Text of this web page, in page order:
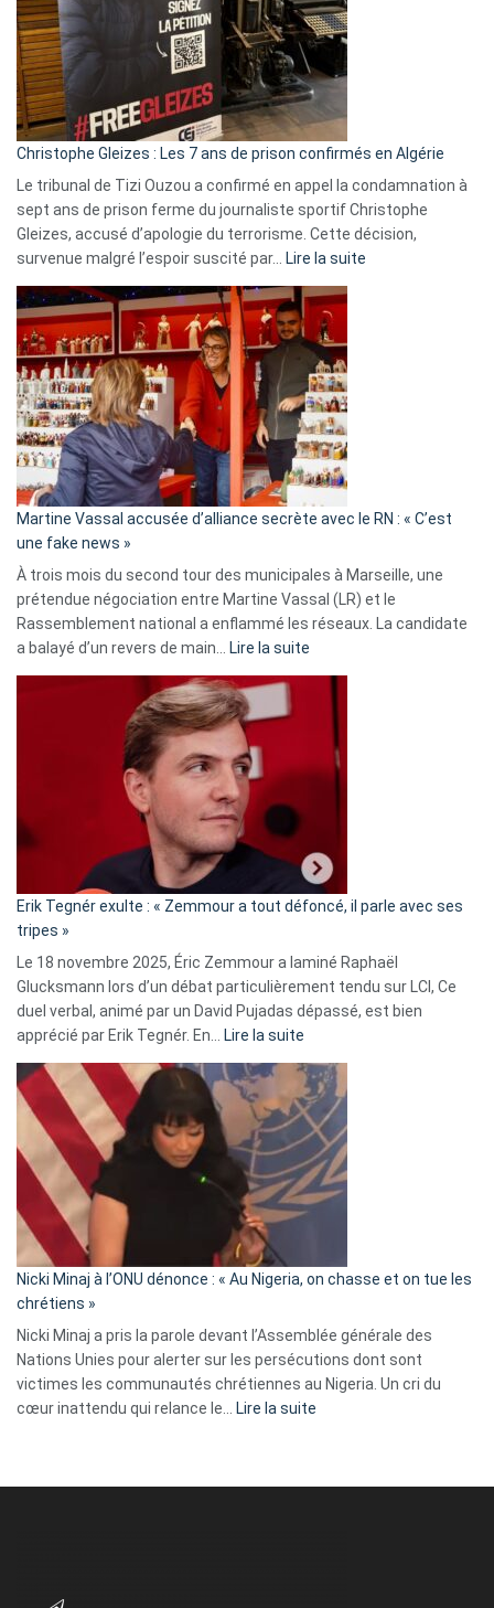
Slovénie
rejettent
la
présence
d’Israël
Christophe Gleizes : Les 7 ans de prison confirmés en Algérie
Le tribunal de Tizi Ouzou a confirmé en appel la condamnation à
sept ans de prison ferme du journaliste sportif Christophe
Gleizes, accusé d’apologie du terrorisme. Cette décision,
survenue malgré l’espoir suscité par…
Lire la suite
Algérie
Martine Vassal accusée d’alliance secrète avec le RN : « C’est
une fake news »
À trois mois du second tour des municipales à Marseille, une
prétendue négociation entre Martine Vassal (LR) et le
Rassemblement national a enflammé les réseaux. La candidate
a balayé d’un revers de main…
Lire la suite
d’alliance
secrète
«
C’est
fake
news
»
Erik Tegnér exulte : « Zemmour a tout défoncé, il parle avec ses
tripes »
Le 18 novembre 2025, Éric Zemmour a laminé Raphaël
Glucksmann lors d’un débat particulièrement tendu sur LCI, Ce
duel verbal, animé par un David Pujadas dépassé, est bien
apprécié par Erik Tegnér. En…
Lire la suite
Tegnér
exulte
« Zemmour
a
tout
parle
ses
tripes »
Nicki Minaj à l’ONU dénonce : « Au Nigeria, on chasse et on tue les
chrétiens »
Nicki Minaj a pris la parole devant l’Assemblée générale des
Nations Unies pour alerter sur les persécutions dont sont
victimes les communautés chrétiennes au Nigeria. Un cri du
cœur inattendu qui relance le…
Lire la suite